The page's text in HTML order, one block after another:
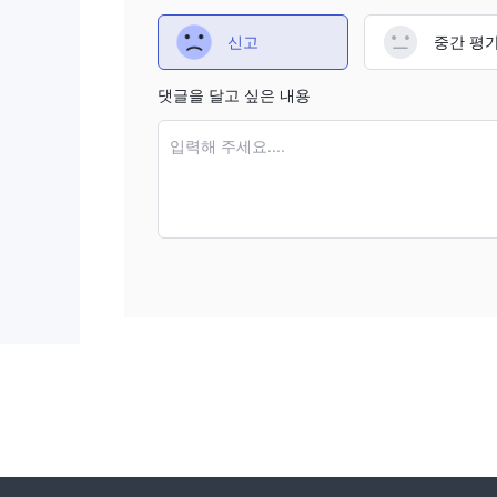
신고 중간 평
댓글을 달고 싶은 내용
입력해 주세요....